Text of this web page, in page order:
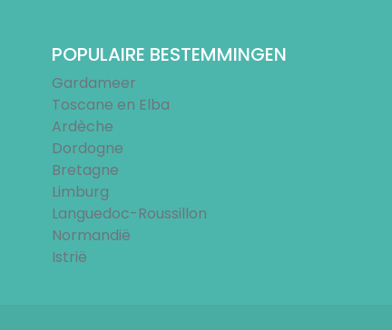
POPULAIRE BESTEMMINGEN
Gardameer
Toscane en Elba
Ardèche
Dordogne
Bretagne
Limburg
Languedoc-Roussillon
Normandië
Istrië